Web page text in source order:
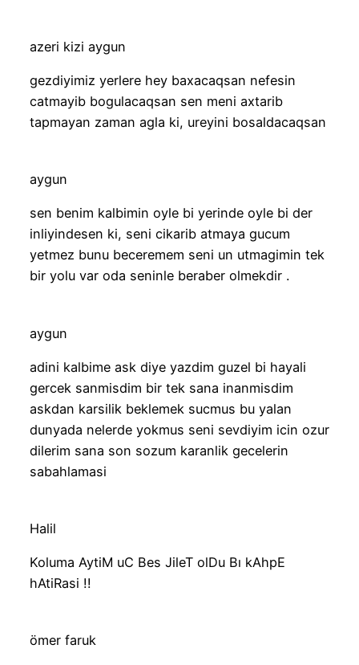
azeri kizi aygun
gezdiyimiz yerlere hey baxacaqsan nefesin
catmayib bogulacaqsan sen meni axtarib
tapmayan zaman agla ki, ureyini bosaldacaqsan
aygun
sen benim kalbimin oyle bi yerinde oyle bi der
inliyindesen ki, seni cikarib atmaya gucum
yetmez bunu beceremem seni un utmagimin tek
bir yolu var oda seninle beraber olmekdir .
aygun
adini kalbime ask diye yazdim guzel bi hayali
gercek sanmisdim bir tek sana inanmisdim
askdan karsilik beklemek sucmus bu yalan
dunyada nelerde yokmus seni sevdiyim icin ozur
dilerim sana son sozum karanlik gecelerin
sabahlamasi
Halil
Koluma AytiM uC Bes JileT olDu Bı kAhpE
hAtiRasi !!
ömer faruk